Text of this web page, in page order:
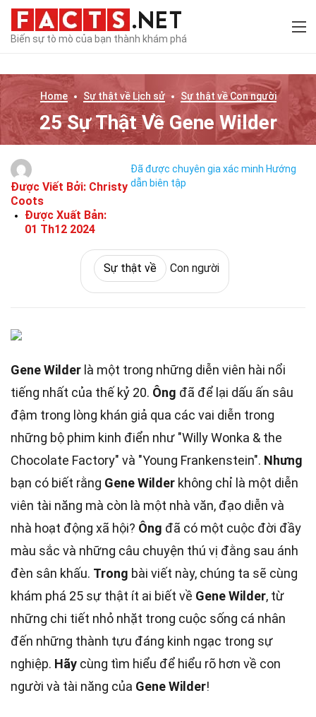
Biến sự tò mò của bạn thành khám phá
Home Sự thật về Lịch sử Sự thật vềCon người
25 Sự Thật Về Gene Wilder
Được Viết Bởi: Christy
Coots
Được Xuất Bản:
01 Th12 2024
Đã được chuyên gia xác minh Hướng
dẫn biên tập
Sự thật về Con người
Gene Wilder là một trong những diễn viên hài nổi
tiếng nhất của thế kỷ 20. Ông đã để lại dấu ấn sâu
đậm trong lòng khán giả qua các vai diễn trong
những bộ phim kinh điển như "Willy Wonka & the
Chocolate Factory" và "Young Frankenstein". Nhưng
bạn có biết rằng Gene Wilder không chỉ là một diễn
viên tài năng mà còn là một nhà văn, đạo diễn và
nhà hoạt động xã hội? Ông đã có một cuộc đời đầy
màu sắc và những câu chuyện thú vị đằng sau ánh
đèn sân khấu. Trong bài viết này, chúng ta sẽ cùng
khám phá 25 sự thật ít ai biết về Gene Wilder, từ
những chi tiết nhỏ nhặt trong cuộc sống cá nhân
đến những thành tựu đáng kinh ngạc trong sự
nghiệp. Hãy cùng tìm hiểu để hiểu rõ hơn về con
người và tài năng của Gene Wilder!